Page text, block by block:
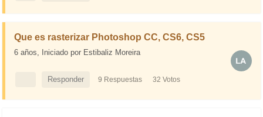
Que es rasterizar Photoshop CC, CS6, CS5
6 años, Iniciado por Estibaliz Moreira
Responder 9 Respuestas 32 Votos